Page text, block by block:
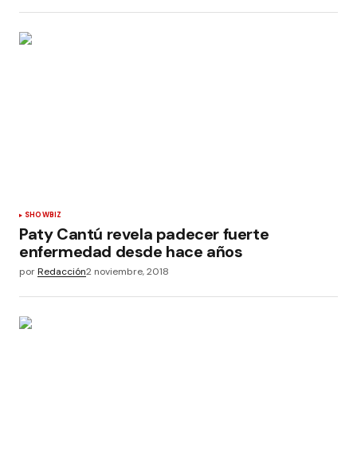
SHOWBIZ
Paty Cantú revela padecer fuerte
enfermedad desde hace años
porRedacción2 noviembre, 2018